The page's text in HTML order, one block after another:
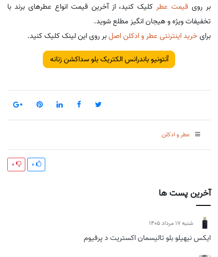
آخرین پست ها
شنبه 17 مرداد 1405
ایکس نیهیلو بلو تالیسمان اکستریت د پرفیوم
بر روی قیمت عطر کلیک کنید، از آخرین قیمت انواع عطرهای برند با
تخفیفات ویژه و هیجان انگیز مطلع شوید.
برایخرید اینترنتی عطر و ادکلن اصلبر روی این لینک کلیک کنید.
آنتونیو باندرانس الکتریک بلو سداکشن زنانه
عطر و ادکلن